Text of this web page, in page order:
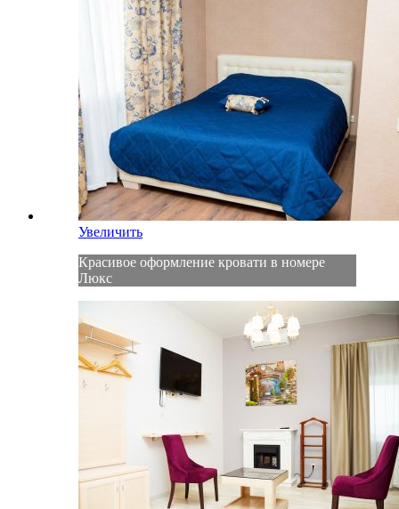
Увеличить
Красивое оформление кровати в номере
Люкс